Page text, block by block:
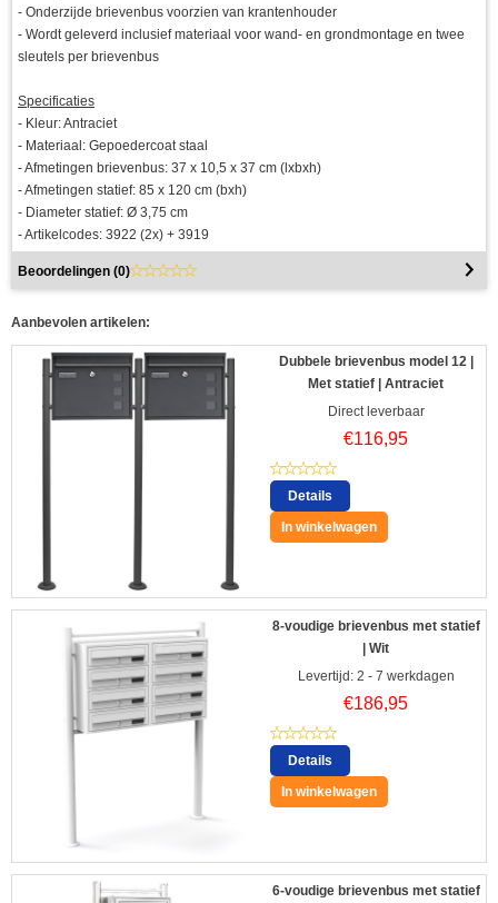
- Onderzijde brievenbus voorzien van krantenhouder
- Wordt geleverd inclusief materiaal voor wand- en grondmontage en twee
sleutels per brievenbus
Specificaties
- Kleur: Antraciet
- Materiaal: Gepoedercoat staal
- Afmetingen brievenbus: 37 x 10,5 x 37 cm (lxbxh)
- Afmetingen statief: 85 x 120 cm (bxh)
- Diameter statief: Ø 3,75 cm
- Artikelcodes: 3922 (2x) + 3919
Beoordelingen (0)
Aanbevolen artikelen:
Dubbele brievenbus model 12 |
Met statief | Antraciet
Direct leverbaar
€116,95
Details
In winkelwagen
8-voudige brievenbus met statief
| Wit
Levertijd: 2 - 7 werkdagen
€186,95
Details
In winkelwagen
6-voudige brievenbus met statief